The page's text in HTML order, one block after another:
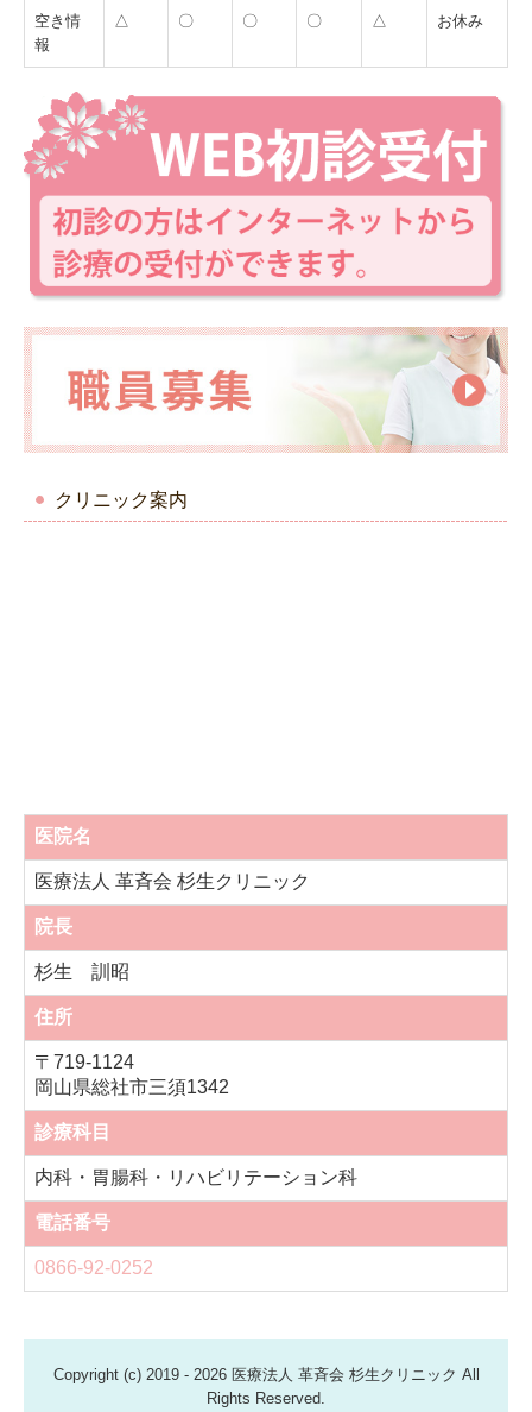
クリニック案内
医院名
医療法人 革斉会 杉生クリニック
院長
杉生 訓昭
住所
〒719-1124
岡山県総社市三須1342
診療科目
内科・胃腸科・リハビリテーション科
電話番号
0866-92-0252
空き情
報
△ 〇 〇 〇 △ お休み
Copyright (c) 2019 - 2026 医療法人 革斉会 杉生クリニック All
Rights Reserved.